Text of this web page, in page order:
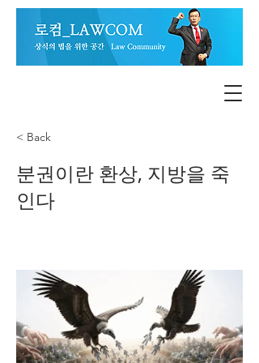
< Back
분권이란 환상, 지방을 죽
인다